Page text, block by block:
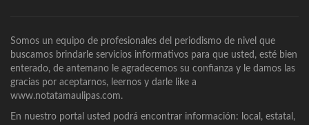
Somos un equipo de profesionales del periodismo de nivel que
buscamos brindarle servicios informativos para que usted, esté bien
enterado, de antemano le agradecemos su confianza y le damos las
gracias por aceptarnos, leernos y darle like a
www.notatamaulipas.com.
En nuestro portal usted podrá encontrar información: local, estatal,